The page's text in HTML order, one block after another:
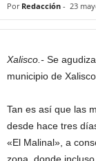
Por Redacción - 23
Xalisco.- Se
municipio de Xalisco.
Tan es así que las
desde hace tres
«El Malinal», a